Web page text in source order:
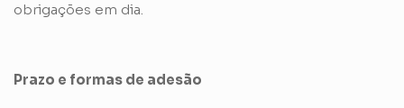
obrigações em dia.
Prazo e formas de adesão